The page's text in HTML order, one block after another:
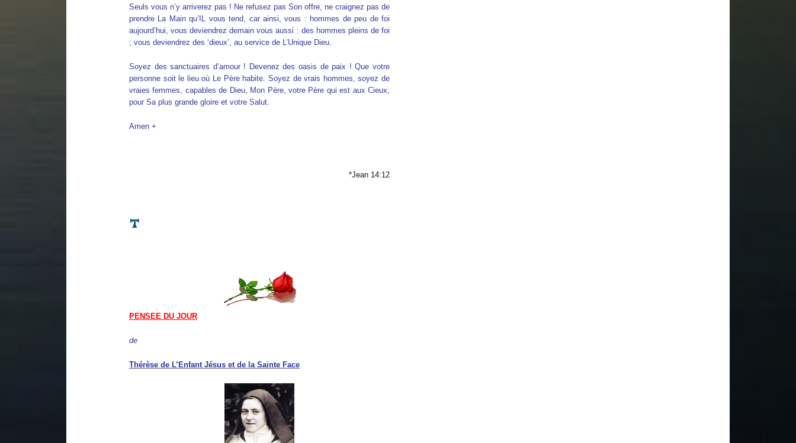
Seuls vous n’y arriverez pas ! Ne refusez pas Son offre, ne craignez pas de
prendre La Main qu’IL vous tend, car ainsi, vous : hommes de peu de foi
aujourd’hui, vous deviendrez demain vous aussi : des hommes pleins de foi
; vous deviendrez des ‘dieux’, au service de L’Unique Dieu.
Soyez des sanctuaires d’amour ! Devenez des oasis de paix ! Que votre
personne soit le lieu où Le Père habite. Soyez de vrais hommes, soyez de
vraies femmes, capables de Dieu, Mon Père, votre Père qui est aux Cieux,
pour Sa plus grande gloire et votre Salut.
Amen +
*Jean 14:12
PENSEE DU JOUR
de
Thérèse de L’Enfant Jésus et de la Sainte Face